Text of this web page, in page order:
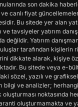
son dakika
canlı fiyat
Bu sitede yer alan
tavsiyeler yatırım
değildir. Yatırım
tarafından kişilerin
dikkate alarak, kişiye
Bu sitede veya e-
sözel, yazılı ve
bilgi ve analizler;
oluşturması noktasında
oluşturmamakta ve